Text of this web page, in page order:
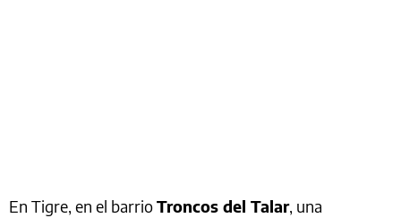
En Tigre, en el barrioTroncos del Talar, una